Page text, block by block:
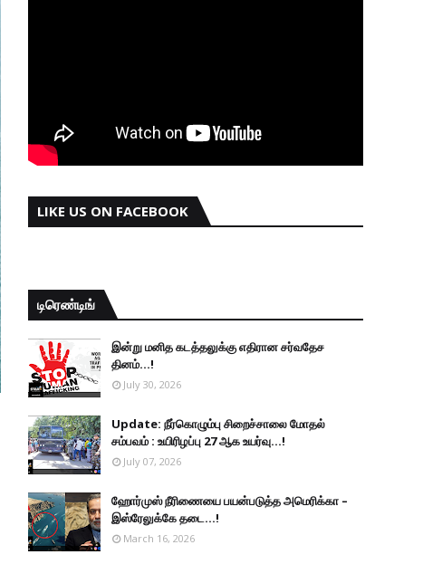
LIKE US ON FACEBOOK
டிரெண்டிங்
இன்று மனித கடத்தலுக்கு எதிரான சர்வதேச
தினம்...!
July 30, 2026
Update: நீர்கொழும்பு சிறைச்சாலை மோதல்
சம்பவம் : உயிரிழப்பு 27 ஆக உயர்வு...!
July 07, 2026
ஹோர்முஸ் நீரிணையை பயன்படுத்த அமெரிக்கா –
இஸ்ரேலுக்கே தடை...!
March 16, 2026